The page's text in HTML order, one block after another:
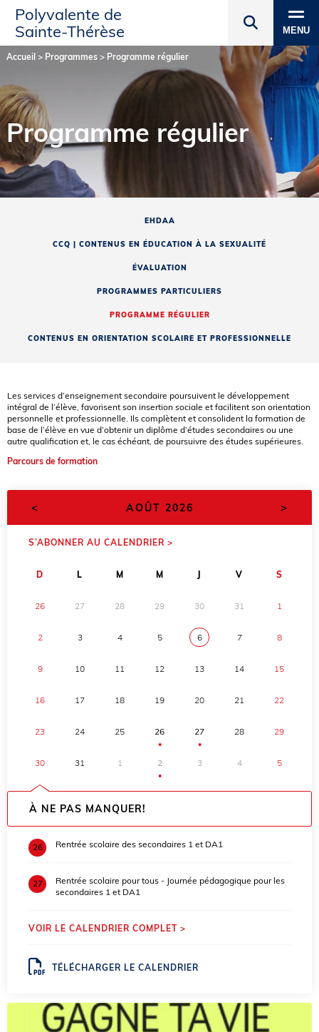
Polyvalente de
Sainte‑Thérèse
MENU
Accueil> Programmes> Programme régulier
Programme régulier
EHDAA
CCQ | CONTENUS EN ÉDUCATION À LA SEXUALITÉ
ÉVALUATION
PROGRAMMES PARTICULIERS
PROGRAMME RÉGULIER
CONTENUS EN ORIENTATION SCOLAIRE ET PROFESSIONNELLE
Les services d’enseignement secondaire poursuivent le développement
intégral de l’élève, favorisent son insertion sociale et facilitent son orientation
personnelle et professionnelle. Ils complètent et consolident la formation de
base de l’élève en vue d’obtenir un diplôme d’études secondaires ou une
autre qualification et, le cas échéant, de poursuivre des études supérieures.
Parcours de formation
< AOÛT 2026 >
S’ABONNER AU CALENDRIER >
D L M M V S
26 27 28 29 30 31 1
2 3 4 5 6 7 8
9 10 11 12 13 14 15
16 17 18 19 20 21 22
23 24 25 26
●
27
●
28 29
30 31 1 2
●
3 4 5
À NE PAS MANQUER!
26 Rentrée scolaire des secondaires 1 et DA1
27
Rentrée scolaire pour tous - Journée pédagogique pour les
secondaires 1 et DA1
VOIR LE CALENDRIER COMPLET >
TÉLÉCHARGER LE CALENDRIER